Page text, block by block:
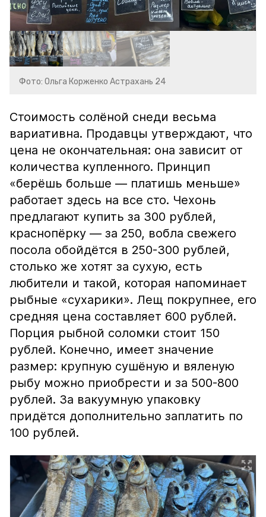
Фото: Ольга Корженко Астрахань 24
Стоимость солёной снеди весьма
вариативна. Продавцы утверждают, что
цена не окончательная: она зависит от
количества купленного. Принцип
«берёшь больше — платишь меньше»
работает здесь на все сто. Чехонь
предлагают купить за 300 рублей,
краснопёрку — за 250, вобла свежего
посола обойдётся в 250-300 рублей,
столько же хотят за сухую, есть
любители и такой, которая напоминает
рыбные «сухарики». Лещ покрупнее, его
средняя цена составляет 600 рублей.
Порция рыбной соломки стоит 150
рублей. Конечно, имеет значение
размер: крупную сушёную и вяленую
рыбу можно приобрести и за 500-800
рублей. За вакуумную упаковку
придётся дополнительно заплатить по
100 рублей.